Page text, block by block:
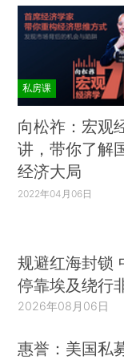
私房课
向松祚：宏观
讲，带你了解
经济大局
2022年04月06日
规避红海封锁
停靠埃及绕行
2026年08月06日
惠誉：美国私